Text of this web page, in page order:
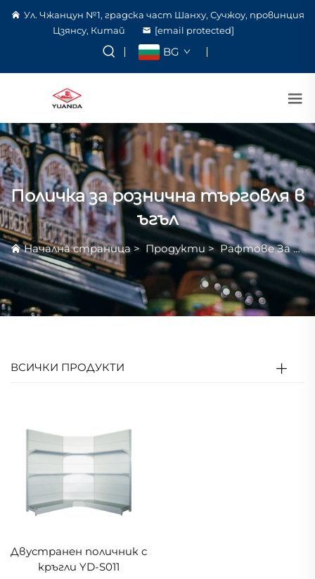
Ул. Чжанцун №1, градска част Шанху, Сучжоу, провинция
Цзянсу, Китай
[email protected]
BG
Поличка за рознична търговля в
ъгъл
Начална страница> Продукти > Рафтове За Супермаркет
ВСИЧКИ ПРОДУКТИ
Двустранен поличник с
кръгли YD-S011